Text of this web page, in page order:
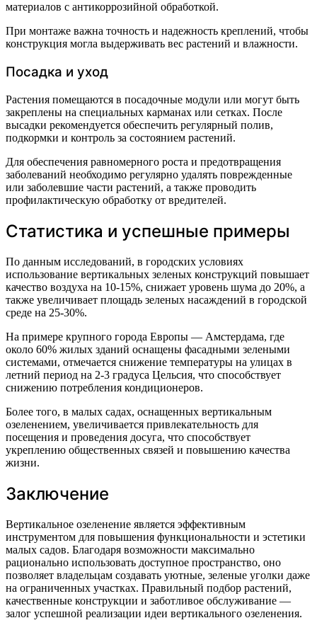
материалов с антикоррозийной обработкой.
При монтаже важна точность и надежность креплений, чтобы
конструкция могла выдерживать вес растений и влажности.
Посадка и уход
Растения помещаются в посадочные модули или могут быть
закреплены на специальных карманах или сетках. После
высадки рекомендуется обеспечить регулярный полив,
подкормки и контроль за состоянием растений.
Для обеспечения равномерного роста и предотвращения
заболеваний необходимо регулярно удалять поврежденные
или заболевшие части растений, а также проводить
профилактическую обработку от вредителей.
Статистика и успешные примеры
По данным исследований, в городских условиях
использование вертикальных зеленых конструкций повышает
качество воздуха на 10-15%, снижает уровень шума до 20%, а
также увеличивает площадь зеленых насаждений в городской
среде на 25-30%.
На примере крупного города Европы — Амстердама, где
около 60% жилых зданий оснащены фасадными зелеными
системами, отмечается снижение температуры на улицах в
летний период на 2-3 градуса Цельсия, что способствует
снижению потребления кондиционеров.
Более того, в малых садах, оснащенных вертикальным
озеленением, увеличивается привлекательность для
посещения и проведения досуга, что способствует
укреплению общественных связей и повышению качества
жизни.
Заключение
Вертикальное озеленение является эффективным
инструментом для повышения функциональности и эстетики
малых садов. Благодаря возможности максимально
рационально использовать доступное пространство, оно
позволяет владельцам создавать уютные, зеленые уголки даже
на ограниченных участках. Правильный подбор растений,
качественные конструкции и заботливое обслуживание —
залог успешной реализации идеи вертикального озеленения.